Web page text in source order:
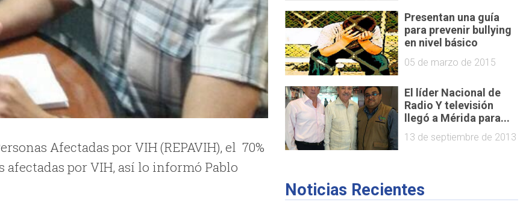
Afectadas por VIH (REPAVIH), el 70%
por VIH, así lo informó Pablo
Presentan una guía
para prevenir bullying
en nivel básico
05 de marzo de 2015
El líder Nacional de
Radio Y televisión
llegó a Mérida para...
13 de septiembre de 2013
Noticias Recientes